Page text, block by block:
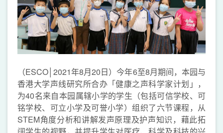
（ESCO│2021年8月20日）今年6至8月期间，本园与
香港大学声线研究所合办「健康之声科学家计划」，
为40名来自本园属辖小学的学生（包括可信学校、可
铭学校、可立小学及可誉小学）组织了六节课程，从
STEM角度分析和讲解发声原理及护声知识，藉此拓